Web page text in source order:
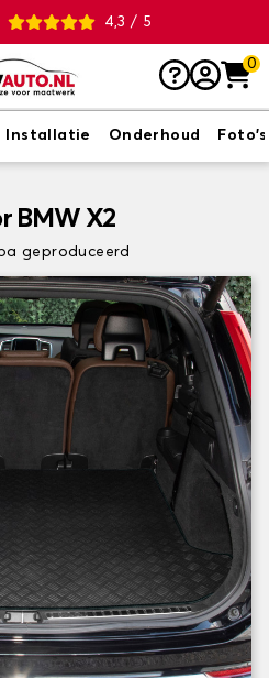
4,3 / 5
0
Installatie Onderhoud Foto's
BMW X2
geproduceerd